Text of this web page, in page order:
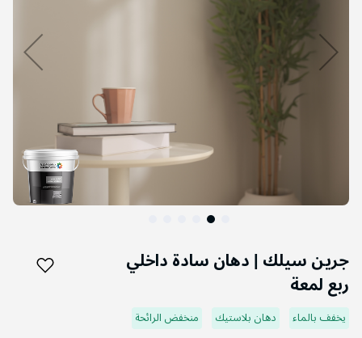
جرين سيلك | دهان سادة داخلي
ربع لمعة
يخفف بالماء دهان بلاستيك منخفض الرائحة
إلى
بداية
معرض
الصور